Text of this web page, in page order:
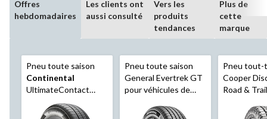
Offres
hebdomadaires
Les clients ont
aussi consulté
Vers les
produits
tendances
Plus de
cette
marque
Pneu toute saison
Continental
UltimateContact
pour véhicules de
tourisme et
Pneu toute saison
General Evertrek GT
pour véhicules de
multisegments
Pneu tout-
Cooper
Road &